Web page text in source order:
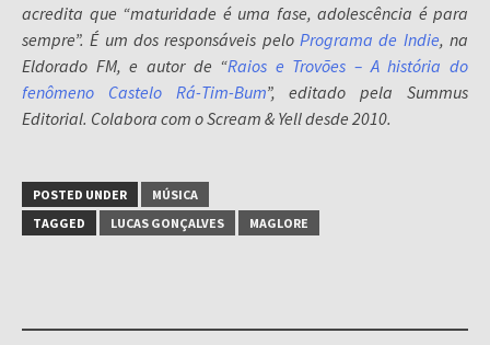
acredita que “maturidade é uma fase, adolescência é para
sempre”. É um dos responsáveis pelo Programa de Indie, na
Eldorado FM, e autor de “Raios e Trovões – A história do
fenômeno Castelo Rá-Tim-Bum”, editado pela Summus
Editorial. Colabora com o Scream & Yell desde 2010.
POSTED UNDER
MÚSICA
TAGGED
LUCAS GONÇALVES MAGLORE